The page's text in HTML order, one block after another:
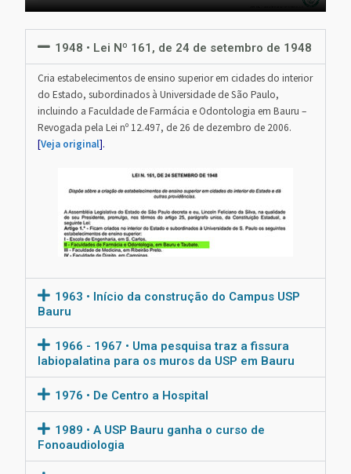
1948 • Lei Nº 161, de 24 de setembro de 1948
Cria estabelecimentos de ensino superior em cidades do interior
do Estado, subordinados à Universidade de São Paulo,
incluindo a Faculdade de Farmácia e Odontologia em Bauru –
Revogada pela Lei nº 12.497, de 26 de dezembro de 2006.
[Veja original].
1963 • Início da construção do Campus USP
Bauru
1966 - 1967 • Uma pesquisa traz a fissura
labiopalatina para os muros da USP em Bauru
1976 • De Centro a Hospital
1989 • A USP Bauru ganha o curso de
Fonoaudiologia